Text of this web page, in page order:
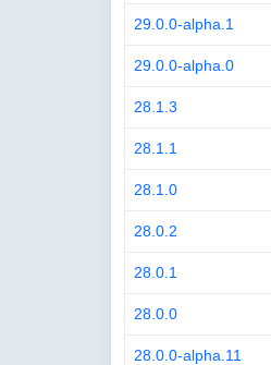
29.0.0-alpha.1
29.0.0-alpha.0
28.1.3
28.1.1
28.1.0
28.0.2
28.0.1
28.0.0
28.0.0-alpha.11